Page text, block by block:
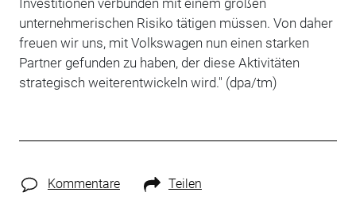
unternehmerischen Risiko tätigen müssen. Von daher
freuen wir uns, mit Volkswagen nun einen starken
Partner gefunden zu haben, der diese Aktivitäten
strategisch weiterentwickeln wird." (dpa/tm)
Kommentare Teilen